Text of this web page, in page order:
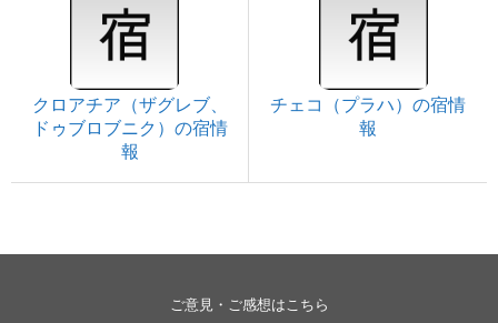
クロアチア（ザグレブ、
ドゥブロブニク）の宿情
報
チェコ（プラハ）の宿情
報
ご意見・ご感想はこちら